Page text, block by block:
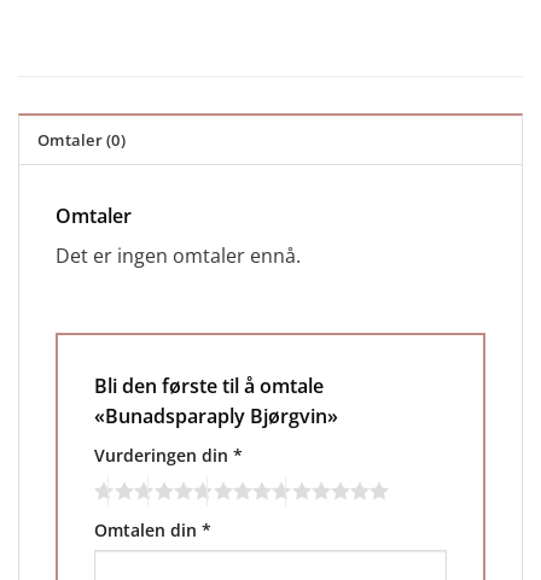
Omtaler (0)
Omtaler
Det er ingen omtaler ennå.
Bli den første til å omtale
«Bunadsparaply Bjørgvin»
Vurderingen din *
Omtalen din *